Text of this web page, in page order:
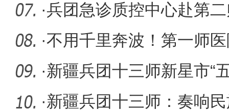
式”援疆
·兵团急诊质控中心赴第
查工作
·不用千里奔波！第一师
检测在家
·新疆兵团十三师新星市“
19.86万
·新疆兵团十三师：奏响民